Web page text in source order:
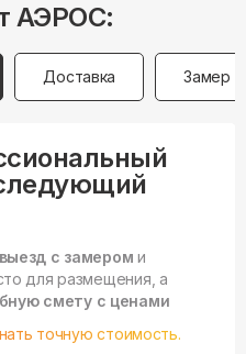
АЭРОС:
Доставка Замер
с замером и
для размещения, а
смету с ценами
точную стоимость.